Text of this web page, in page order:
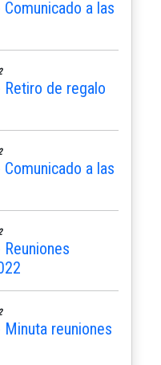
a las
Retiro de regalo
a las
reuniones